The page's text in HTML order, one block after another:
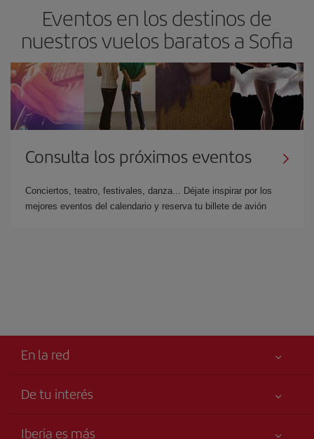
Eventos en los destinos de
nuestros vuelos baratos a Sofia
Consulta los próximos eventos
Conciertos, teatro, festivales, danza... Déjate inspirar por los
mejores eventos del calendario y reserva tu billete de avión
En la red
De tu interés
Iberia es más